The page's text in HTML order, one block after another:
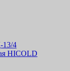
HICOLD